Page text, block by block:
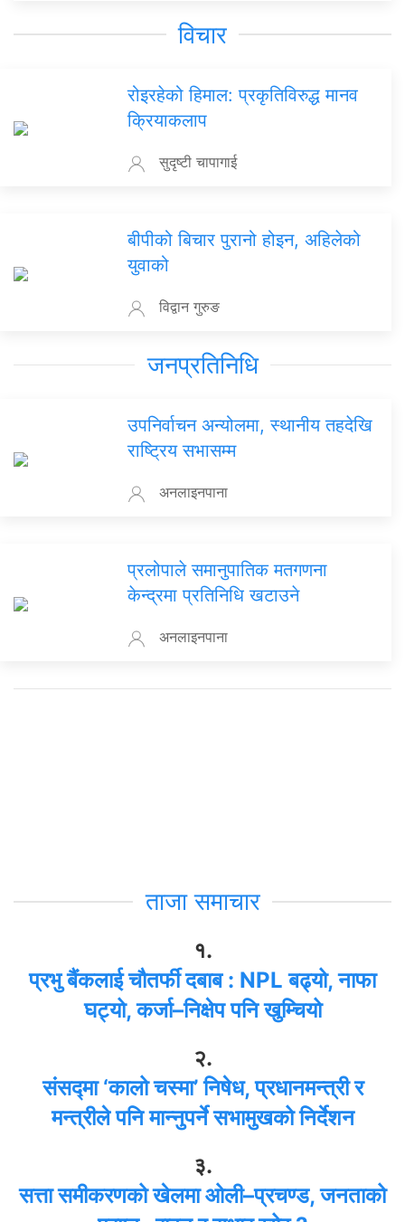
विचार
रोइरहेको हिमाल: प्रकृतिविरुद्ध मानव
क्रियाकलाप
सुदृष्टी चापागाई
बीपीको बिचार पुरानो होइन, अहिलेको
युवाको
विद्वान गुरुङ
जनप्रतिनिधि
उपनिर्वाचन अन्योलमा, स्थानीय तहदेखि
राष्ट्रिय सभासम्म
अनलाइनपाना
प्रलोपाले समानुपातिक मतगणना
केन्द्रमा प्रतिनिधि खटाउने
अनलाइनपाना
ताजा समाचार
१.
प्रभु बैंकलाई चौतर्फी दबाब : NPL बढ्यो, नाफा
घट्यो, कर्जा–निक्षेप पनि खुम्चियो
२.
संसद्मा ‘कालो चस्मा’ निषेध, प्रधानमन्त्री र
मन्त्रीले पनि मान्नुपर्ने सभामुखको निर्देशन
३.
सत्ता समीकरणको खेलमा ओली–प्रचण्ड, जनताको